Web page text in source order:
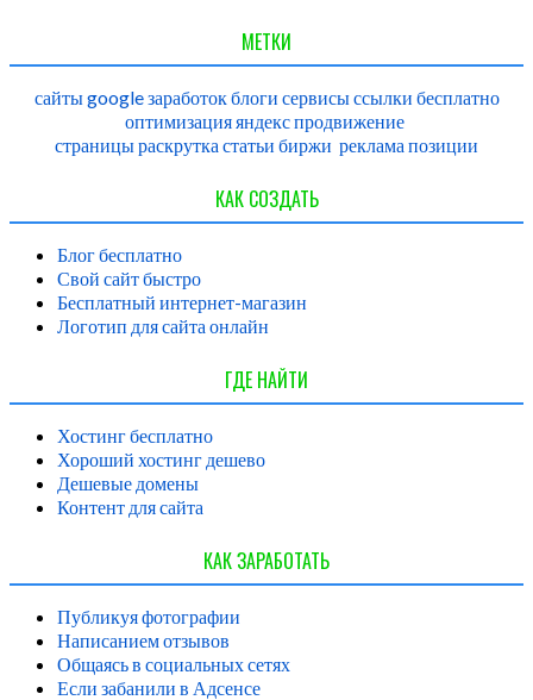
МЕТКИ
сайтыgoogleзаработокблоги сервисыссылки бесплатно
оптимизацияяндекспродвижение
страницыраскрутка статьи биржи реклама позиции
КАК СОЗДАТЬ
Блог бесплатно
Свой сайт быстро
Бесплатный интернет-магазин
Логотип для сайта онлайн
ГДЕ НАЙТИ
Хостинг бесплатно
Хороший хостинг дешево
Дешевые домены
Контент для сайта
КАК ЗАРАБОТАТЬ
Публикуя фотографии
Написанием отзывов
Общаясь в социальных сетях
Если забанили в Адсенсе